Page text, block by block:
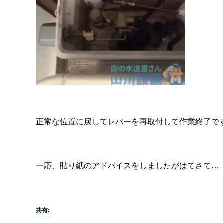
正常な位置に戻してレバーを再取付して作業終了で
一応、貼り紙のアドバイスをしましたがはてさて…
共有: